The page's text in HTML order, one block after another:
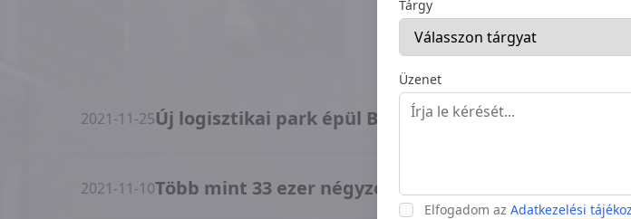
2021-11-25Új logisztikai park épül Budapest közelében
2021-11-10Több mint 33 ezer négyzetméteres fejlesztés indult
Tárgy
Üzenet
Elfogadom az Adatkezelési